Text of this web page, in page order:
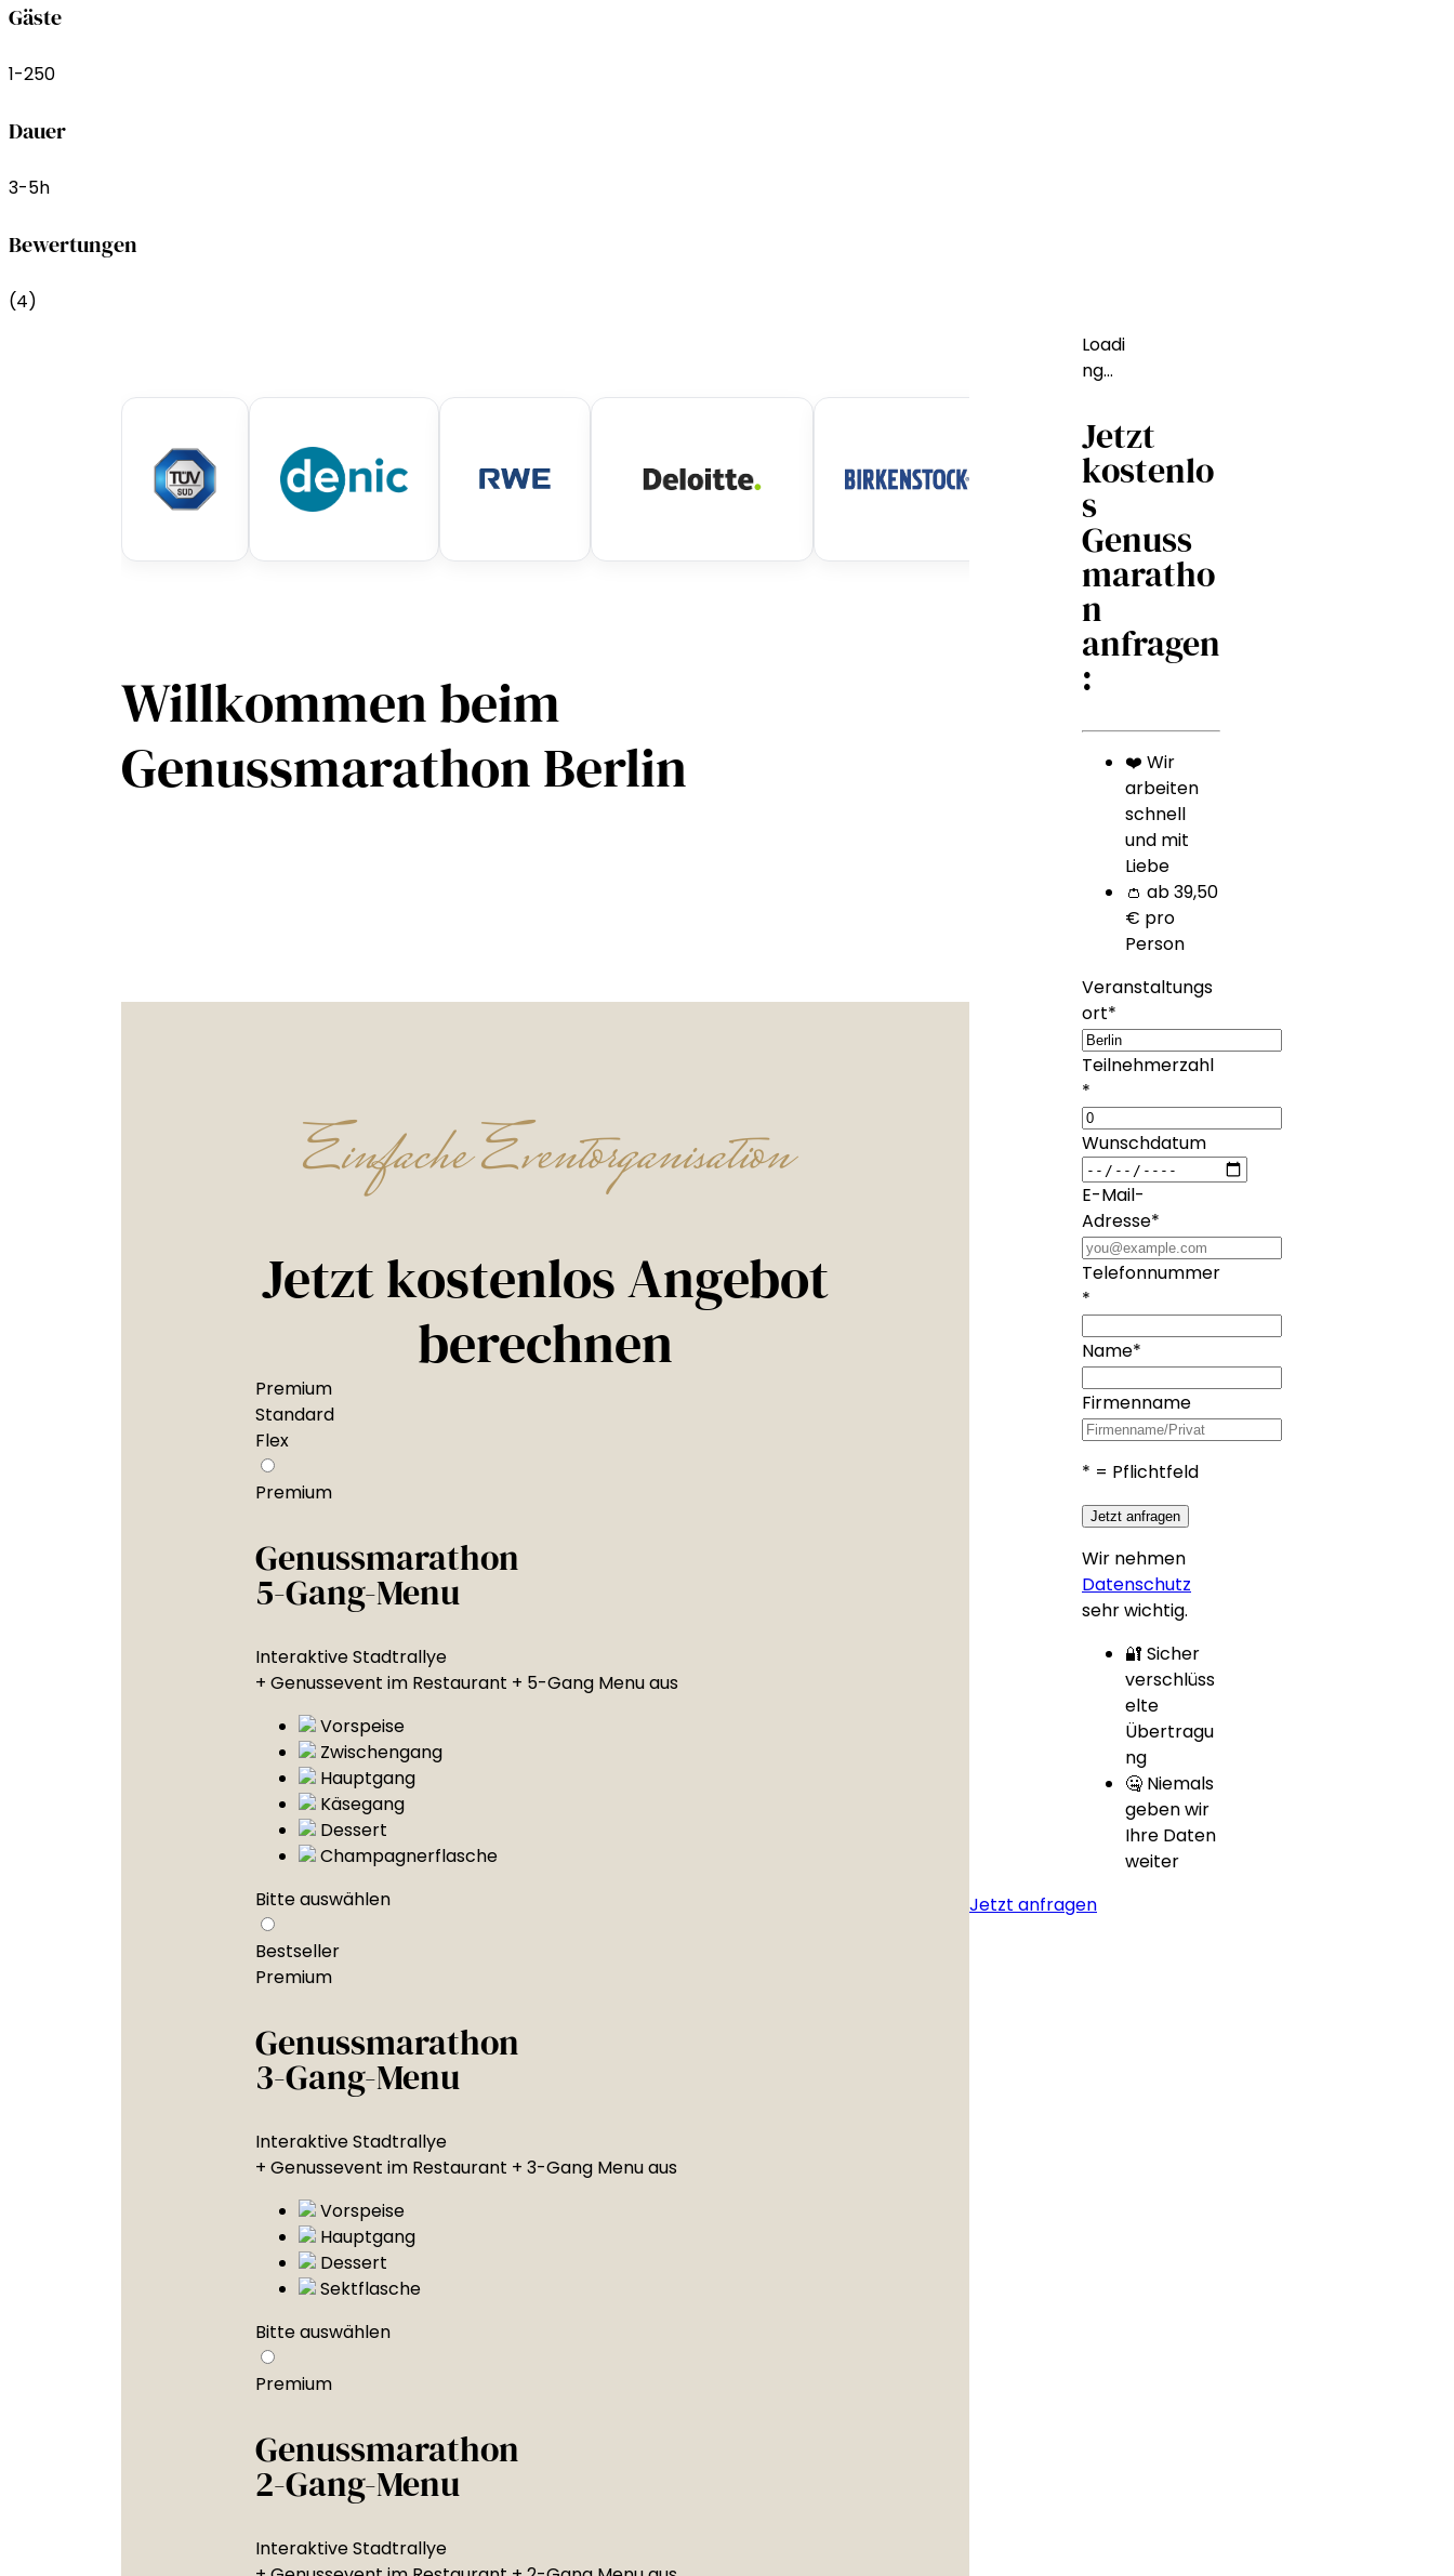
Gäste
1-250
Dauer
3-5h
Bewertungen
(4)
Willkommen beim
Genussmarathon Berlin
Einfache Eventorganisation
Jetzt kostenlos Angebot
berechnen
Premium
Standard
Flex
Premium
Genussmarathon
5-Gang-Menu
Interaktive Stadtrallye
+ Genussevent im Restaurant + 5-Gang Menu aus
Vorspeise
Zwischengang
Hauptgang
Käsegang
Dessert
Champagnerflasche
Bitte auswählen
Bestseller
Premium
Genussmarathon
3-Gang-Menu
Interaktive Stadtrallye
+ Genussevent im Restaurant + 3-Gang Menu aus
Vorspeise
Hauptgang
Dessert
Sektflasche
Bitte auswählen
Premium
Genussmarathon
2-Gang-Menu
Interaktive Stadtrallye
Loadi
ng…
Jetzt
kostenlo
s
Genuss
maratho
n
anfragen
:
❤️ Wir
arbeiten
schnell
und mit
Liebe
👛 ab 39,50
€ pro
Person
Veranstaltungs
ort*
Teilnehmerzahl
*
Wunschdatum
E-Mail-
Adresse*
Telefonnummer
*
Name*
Firmenname
* = Pflichtfeld
Jetzt anfragen
Wir nehmen
Datenschutz
sehr wichtig.
🔐 Sicher
verschlüss
elte
Übertragu
ng
🤐 Niemals
geben wir
Ihre Daten
weiter
Jetzt anfragen